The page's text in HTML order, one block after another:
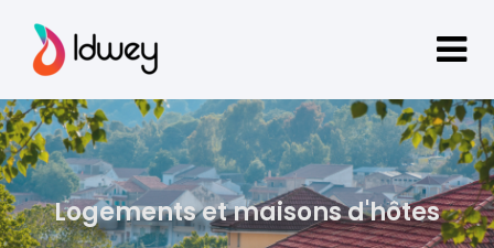
Logements et maisons d'hôtes